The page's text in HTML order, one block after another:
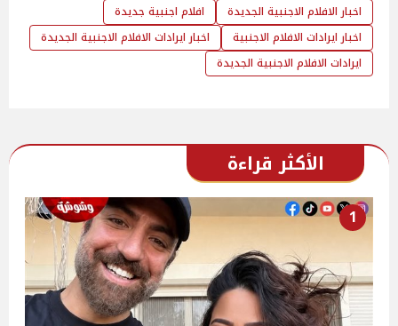
اخبار الافلام الاجنبية الجديدة
افلام اجنبية جديدة
اخبار ايرادات الافلام الاجنبية
اخبار ايرادات الافلام الاجنبية الجديدة
ايرادات الافلام الاجنبية الجديدة
الأكثر قراءة
1